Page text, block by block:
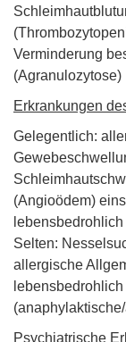
Verminderung
(Agranulozytose)
Erkrankungen
Gelegentlich:
(Angioödem)
Selten:
allergische
Psychiatrische